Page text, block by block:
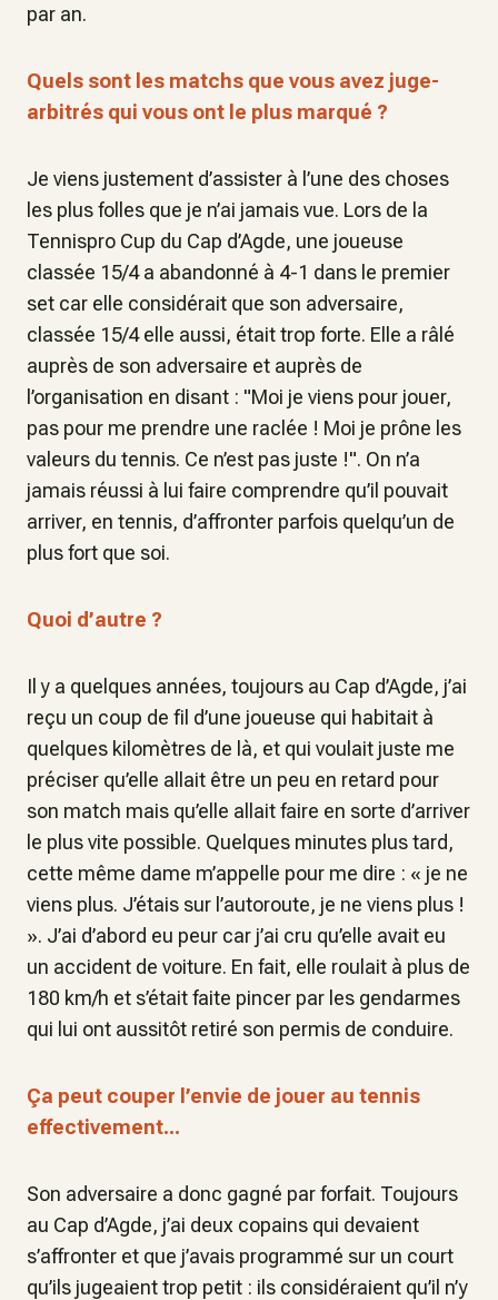
par an.
Quels sont les matchs que vous avez juge-
arbitrés qui vous ont le plus marqué ?
Je viens justement d’assister à l’une des choses
les plus folles que je n’ai jamais vue. Lors de la
Tennispro Cup du Cap d’Agde, une joueuse
classée 15/4 a abandonné à 4-1 dans le premier
set car elle considérait que son adversaire,
classée 15/4 elle aussi, était trop forte. Elle a râlé
auprès de son adversaire et auprès de
l’organisation en disant : "Moi je viens pour jouer,
pas pour me prendre une raclée ! Moi je prône les
valeurs du tennis. Ce n’est pas juste !". On n’a
jamais réussi à lui faire comprendre qu’il pouvait
arriver, en tennis, d’affronter parfois quelqu’un de
plus fort que soi.
Quoi d’autre ?
Il y a quelques années, toujours au Cap d’Agde, j’ai
reçu un coup de fil d’une joueuse qui habitait à
quelques kilomètres de là, et qui voulait juste me
préciser qu’elle allait être un peu en retard pour
son match mais qu’elle allait faire en sorte d’arriver
le plus vite possible. Quelques minutes plus tard,
cette même dame m’appelle pour me dire : « je ne
viens plus. J’étais sur l’autoroute, je ne viens plus !
». J’ai d’abord eu peur car j’ai cru qu’elle avait eu
un accident de voiture. En fait, elle roulait à plus de
180 km/h et s’était faite pincer par les gendarmes
qui lui ont aussitôt retiré son permis de conduire.
Ça peut couper l’envie de jouer au tennis
effectivement...
Son adversaire a donc gagné par forfait. Toujours
au Cap d’Agde, j’ai deux copains qui devaient
s’affronter et que j’avais programmé sur un court
qu’ils jugeaient trop petit : ils considéraient qu’il n’y